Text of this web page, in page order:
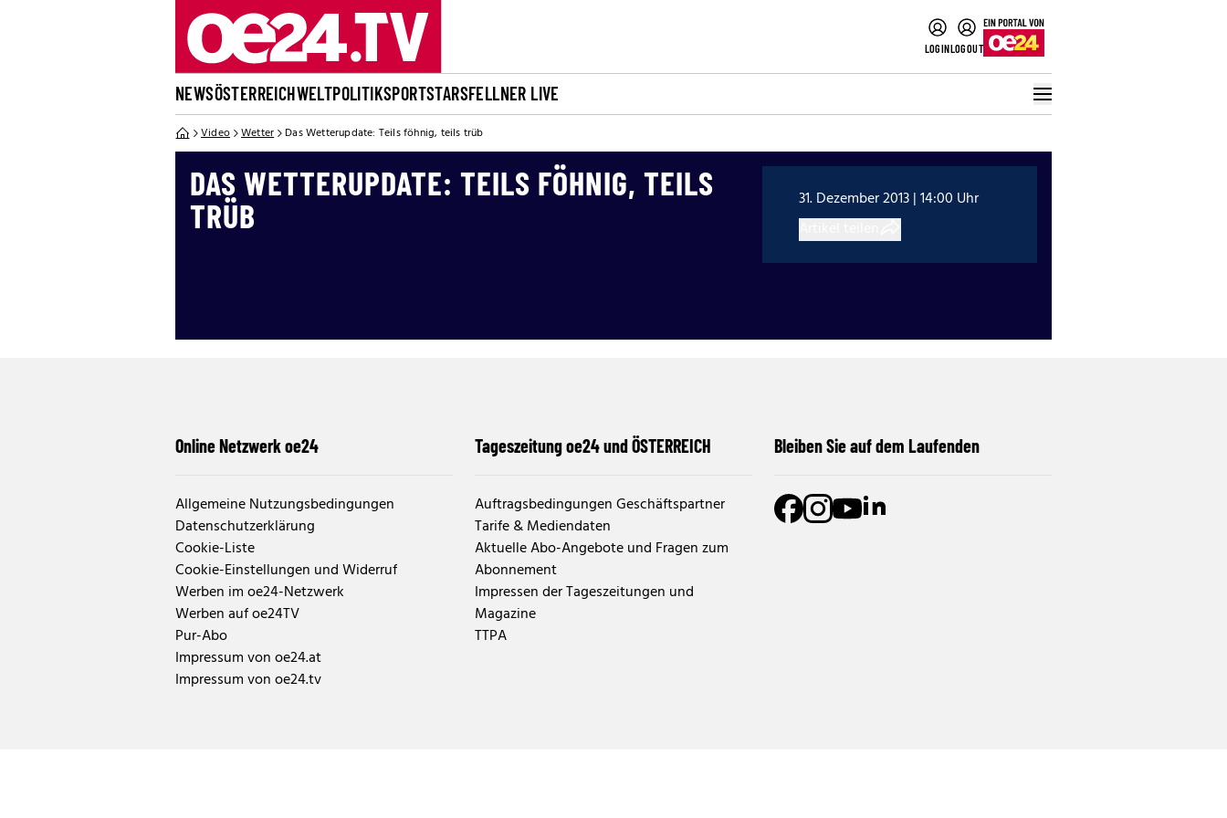
LOGINLOGOUT
NEWSÖSTERREICHWELTPOLITIKSPORTSTARSFELLNER LIVE
Video Wetter Das Wetterupdate: Teils föhnig, teils trüb
DAS WETTERUPDATE: TEILS FÖHNIG, TEILS
TRÜB
31. Dezember 2013 | 14:00 Uhr
Online Netzwerk oe24
Allgemeine Nutzungsbedingungen
Datenschutzerklärung
Cookie-Liste
Cookie-Einstellungen und Widerruf
Werben im oe24-Netzwerk
Werben auf oe24TV
Pur-Abo
Impressum von oe24.at
Impressum von oe24.tv
Tageszeitung oe24 und ÖSTERREICH
Auftragsbedingungen Geschäftspartner
Tarife & Mediendaten
Aktuelle Abo-Angebote und Fragen zum
Abonnement
Impressen der Tageszeitungen und
Magazine
TTPA
Bleiben Sie auf dem Laufenden